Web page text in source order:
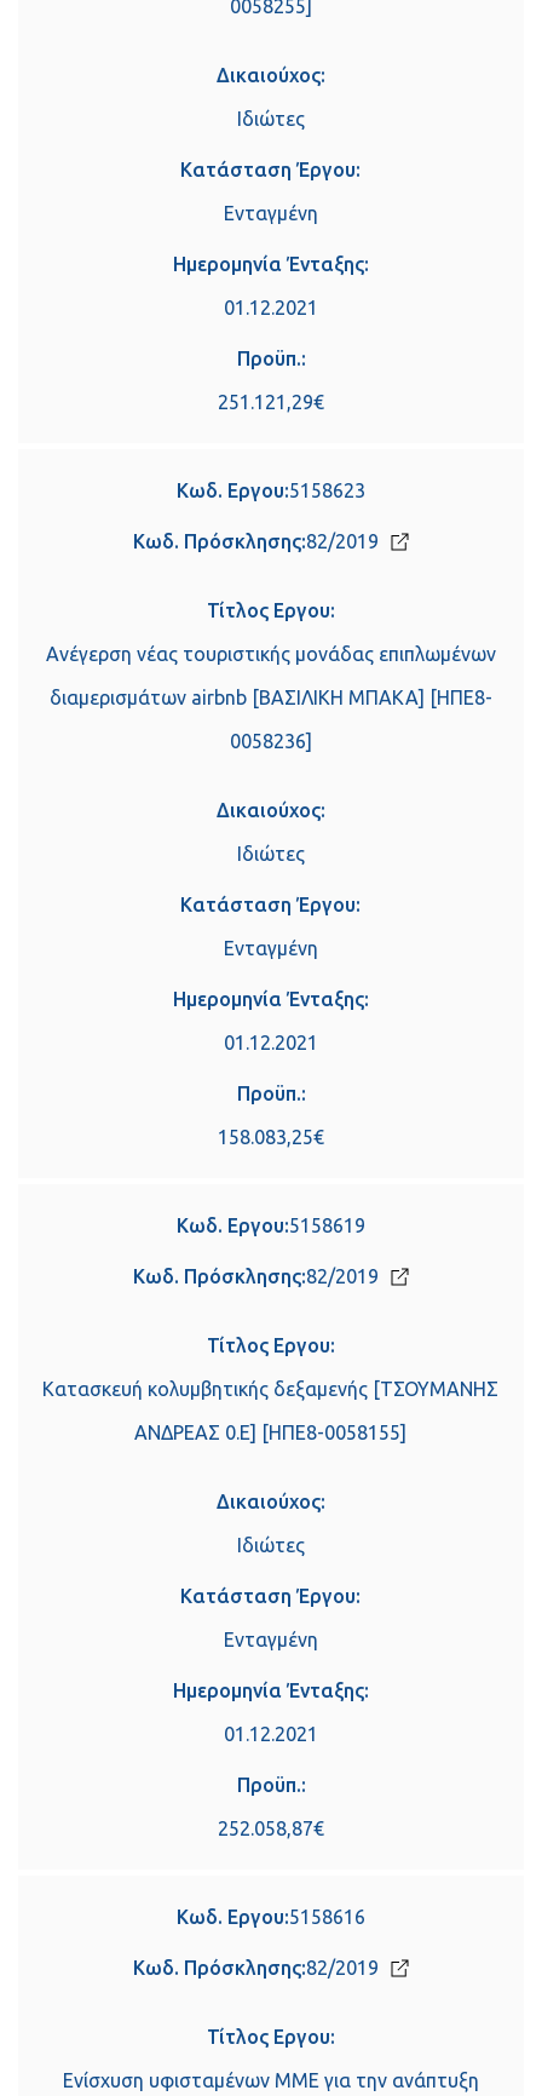
0058255]
Δικαιούχος:
Ιδιώτες
Κατάσταση Έργου:
Ενταγμένη
Ημερομηνία Ένταξης:
01.12.2021
Προϋπ.:
251.121,29€
Κωδ. Εργου:5158623
Κωδ. Πρόσκλησης:82/2019
Τίτλος Εργου:
Ανέγερση νέας τουριστικής μονάδας επιπλωμένων
διαμερισμάτων airbnb [ΒΑΣΙΛΙΚΗ ΜΠΑΚΑ] [ΗΠΕ8-
0058236]
Δικαιούχος:
Ιδιώτες
Κατάσταση Έργου:
Ενταγμένη
Ημερομηνία Ένταξης:
01.12.2021
Προϋπ.:
158.083,25€
Κωδ. Εργου:5158619
Κωδ. Πρόσκλησης:82/2019
Τίτλος Εργου:
Κατασκευή κολυμβητικής δεξαμενής [ΤΣΟΥΜΑΝΗΣ
ΑΝΔΡΕΑΣ 0.Ε] [ΗΠΕ8-0058155]
Δικαιούχος:
Ιδιώτες
Κατάσταση Έργου:
Ενταγμένη
Ημερομηνία Ένταξης:
01.12.2021
Προϋπ.:
252.058,87€
Κωδ. Εργου:5158616
Κωδ. Πρόσκλησης:82/2019
Τίτλος Εργου:
Ενίσχυση υφισταμένων ΜΜΕ για την ανάπτυξη